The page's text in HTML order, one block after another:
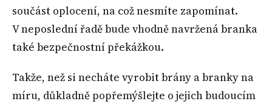
součást oplocení, na což nesmíte zapomínat.
V neposlední řadě bude vhodně navržená branka
také bezpečnostní překážkou.
Takže, než si necháte vyrobit brány a branky na
míru, důkladně popřemýšlejte o jejich budoucím